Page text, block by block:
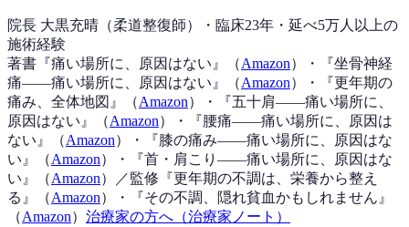
院長 大黒充晴（柔道整復師）・臨床23年・延べ5万人以上の
施術経験
著書『痛い場所に、原因はない 』（Amazon） ・『坐骨神経
痛——痛い場所に、原因はない 』（Amazon） ・『更年期の
痛み、全体地図 』（Amazon） ・『五十肩——痛い場所に、
原因はない 』（Amazon） ・『腰痛——痛い場所に、原因は
ない 』（Amazon） ・『膝の痛み——痛い場所に、原因はな
い 』（Amazon） ・『首・肩こり——痛い場所に、原因はな
い 』（Amazon） ／監修『更年期の不調は、栄養から整え
る 』（Amazon） ・『その不調、隠れ貧血かもしれません 』
（Amazon） 治療家の方へ（治療家ノート）